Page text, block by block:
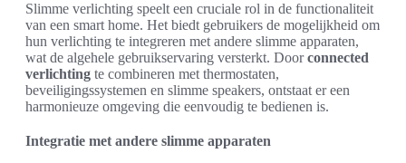
Slimme verlichting speelt een cruciale rol in de functionaliteit
van een smart home. Het biedt gebruikers de mogelijkheid om
hun verlichting te integreren met andere slimme apparaten,
wat de algehele gebruikservaring versterkt. Doorconnected
verlichting te combineren met thermostaten,
beveiligingssystemen en slimme speakers, ontstaat er een
harmonieuze omgeving die eenvoudig te bedienen is.
Integratie met andere slimme apparaten